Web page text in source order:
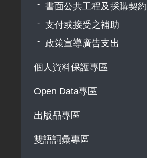
書面公共工程及採購契約
支付或接受之補助
政策宣導廣告支出
個人資料保護專區
Open Data專區
出版品專區
雙語詞彙專區